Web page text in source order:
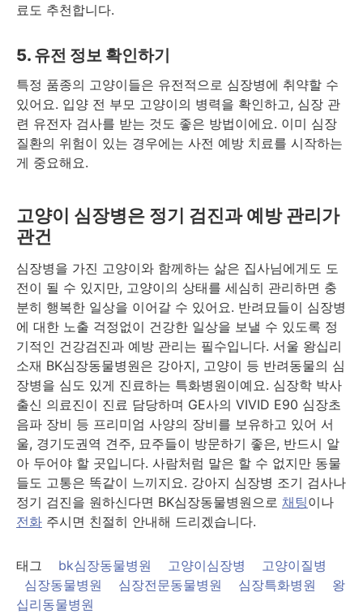
료도 추천합니다.
5. 유전 정보 확인하기
특정 품종의 고양이들은 유전적으로 심장병에 취약할 수
있어요. 입양 전 부모 고양이의 병력을 확인하고, 심장 관
련 유전자 검사를 받는 것도 좋은 방법이에요. 이미 심장
질환의 위험이 있는 경우에는 사전 예방 치료를 시작하는
게 중요해요.
고양이 심장병은 정기 검진과 예방 관리가
관건
심장병을 가진 고양이와 함께하는 삶은 집사님에게도 도
전이 될 수 있지만, 고양이의 상태를 세심히 관리하면 충
분히 행복한 일상을 이어갈 수 있어요. 반려묘들이 심장병
에 대한 노출 걱정없이 건강한 일상을 보낼 수 있도록 정
기적인 건강검진과 예방 관리는 필수입니다. 서울 왕십리
소재 BK심장동물병원은 강아지, 고양이 등 반려동물의 심
장병을 심도 있게 진료하는 특화병원이예요. 심장학 박사
출신 의료진이 진료 담당하며 GE사의 VIVID E90 심장초
음파 장비 등 프리미엄 사양의 장비를 보유하고 있어 서
울, 경기도권역 견주, 묘주들이 방문하기 좋은, 반드시 알
아 두어야 할 곳입니다. 사람처럼 말은 할 수 없지만 동물
들도 고통은 똑같이 느끼지요. 강아지 심장병 조기 검사나
정기 검진을 원하신다면 BK심장동물병원으로 채팅이나
전화 주시면 친절히 안내해 드리겠습니다.
태그 bk심장동물병원 고양이심장병
고양이질병
심장동물병원
심장전문동물병원 심장특화병원
왕
십리동물병원